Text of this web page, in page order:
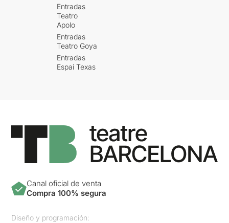
Entradas
Teatro
Apolo
Entradas
Teatro Goya
Entradas
Espai Texas
Canal oficial de venta
Compra 100% segura
Diseño y programación: